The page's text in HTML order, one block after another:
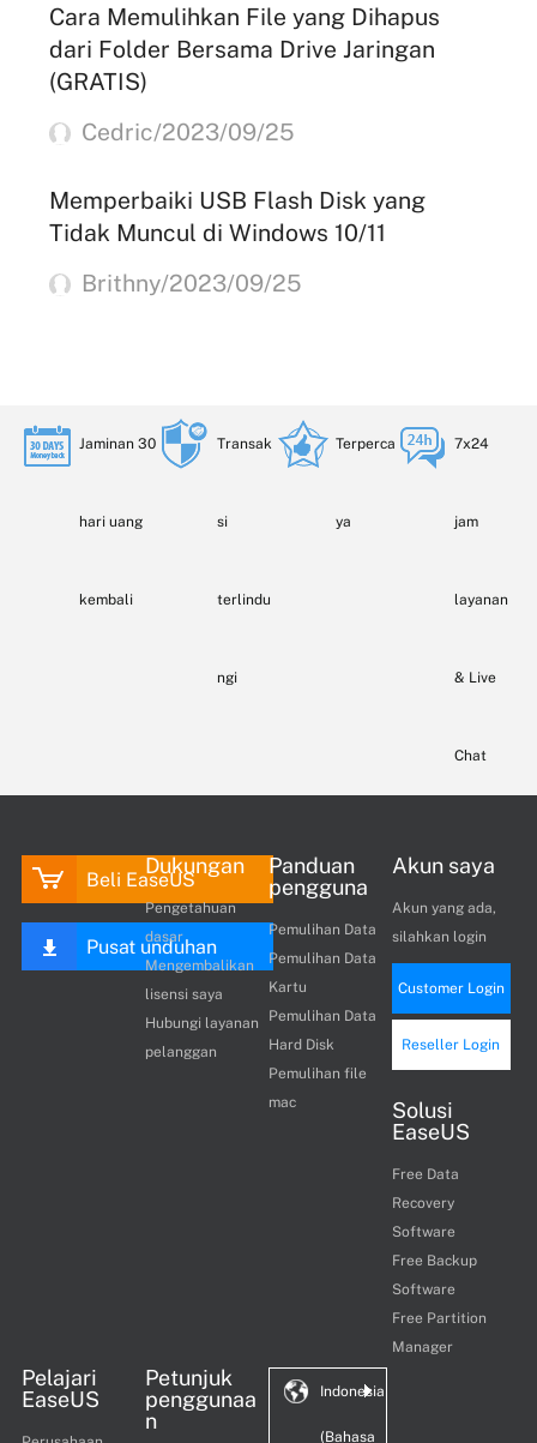
Cara Memulihkan File yang Dihapus
dari Folder Bersama Drive Jaringan
(GRATIS)
Cedric/2023/09/25
Memperbaiki USB Flash Disk yang
Tidak Muncul di Windows 10/11
Brithny/2023/09/25
Jaminan 30
hari uang
kembali
Transak
si
terlindu
ngi
Terperca
ya
7x24
jam
layanan
& Live
Chat
Beli EaseUS
Pusat unduhan
Dukungan
Pengetahuan
dasar
Mengembalikan
lisensi saya
Hubungi layanan
pelanggan
Panduan
pengguna
Pemulihan Data
Pemulihan Data
Kartu
Pemulihan Data
Hard Disk
Pemulihan file
mac
Akun saya
Akun yang ada,
silahkan login
Customer Login
Reseller Login
Solusi
EaseUS
Free Data
Recovery
Software
Free Backup
Software
Free Partition
Manager
Pelajari
EaseUS
Petunjuk
penggunaa
n
Indonesia
(Bahasa